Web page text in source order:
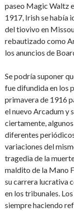
paseo Magic Waltz
1917, Irish se había
del tiovivo en
rebautizado como
los anuncios de
Se podría suponer
fue difundida en los
primavera de 1916
el nuevo Arcadum y
ciertamente,
diferentes
variaciones del
tragedia de la
maldito de la Mano
su carrera lucrativa
en los tribunales.
siempre haciendo